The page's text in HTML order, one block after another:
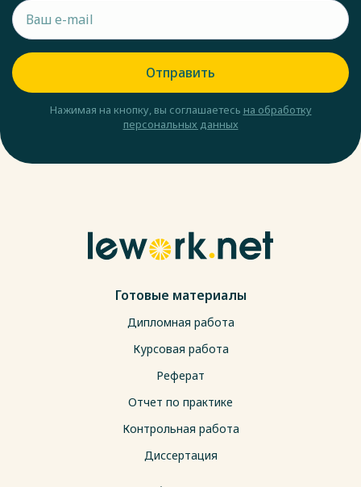
Отправить
Нажимая на кнопку, вы соглашаетесь на обработку
персональных данных
Готовые материалы
Дипломная работа
Курсовая работа
Реферат
Отчет по практике
Контрольная работа
Диссертация